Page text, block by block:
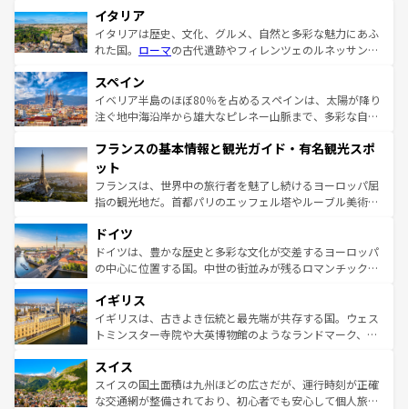
イタリア
イタリアは歴史、文化、グルメ、自然と多彩な魅力にあふ
れた国。 ローマの古代遺跡やフィレンツェのルネッサンス
ろん、トスカーナの美しい田園風景やアマルフィ海岸の絶
景など、自然景観も見逃せない。観光の合間には、本場の
ピザやパスタなど、絶品のイタリア料理を堪能することも
ませてくれるイタリアで、忘れられない旅をしてみよう！
なお、新着のイタリア情報は
しい。
スペイン
イベリア半島のほぼ80％を占めるスペインは、太陽が降り
注ぐ地中海沿岸から雄大なピレネー山脈まで、多彩な自然
文化が根付くこの国では、情熱的なフラメンコ、熱気あふ
れる闘牛、そして美味しいタパスが生活の一部となってい
る。首都マドリードの洗練された雰囲気や、バルセロナの
アートに溢れた街角から、地方では古代ローマ遺跡や中世
せる。地方によって風土や気候が異なるスペインはその個
性で訪れる人を魅了する。 なお、新着のスペイン情報は コ
ンテンツ一覧を参照してほしい。
フランスの基本情報と観光ガイド・有名観光スポ
ット
フランスは、世界中の旅行者を魅了し続けるヨーロッパ屈
指の観光地だ。首都パリのエッフェル塔やルーブル美術館
で、幅広い魅力が詰まっている。華麗な宮殿、歴史的な大
聖堂、美しいビーチ、そして豊かな自然が、訪れる者を心
から魅了する。また、フランスは美食の国としても知ら
いる。シャンパンの発祥地であるランス、プロヴァンスの
香り高いラベンダー畑など、多彩な楽しみ方が可能だ。さ
らに、パリ以外の地域にも魅力が溢れており、どの街角に
れる地方に足を運ぶとそれぞれで全く異なる文化を体験で
きるだろう。 なお、新着のフランス情報はコンテンツ一覧
を参照してほしい。
ドイツ
ドイツは、豊かな歴史と多彩な文化が交差するヨーロッパ
の中心に位置する国。中世の街並みが残るロマンチック街
顔を持つこの国は、どこを歩いても飽きることがない。ベ
ルリンの文化的活気、バイエルン州のアルプスの絶景、そ
してライン川沿いのワイン畑といった風景は必見。ビール
は、お酒好きな人にはぜひ体験してほしい。 なお、新着の
ドイツ情報はコンテンツ一覧を参照してほしい。
イギリス
イギリスは、古きよき伝統と最先端が共存する国。ウェス
トミンスター寺院や大英博物館のようなランドマーク、歴
リアごとに異なる魅力がある。また、優雅なアフタヌーン
ティー、ビール好きにはたまらない英国パブ、サッカー観
戦など、本場だからこそできる体験も豊富。イギリスを旅
スイス
スイスの国土面積は九州ほどの広さだが、運行時刻が正確
な交通網が整備されており、初心者でも安心して個人旅行